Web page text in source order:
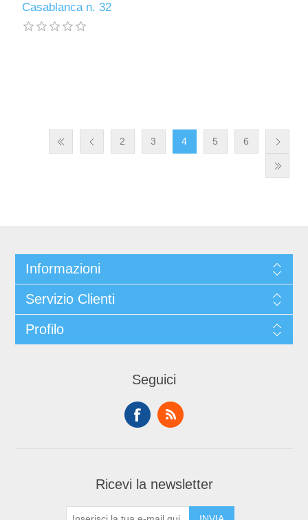
Casablanca n. 32
2 3 4 5 6
Informazioni
Servizio Clienti
Profilo
Seguici
Ricevi la newsletter